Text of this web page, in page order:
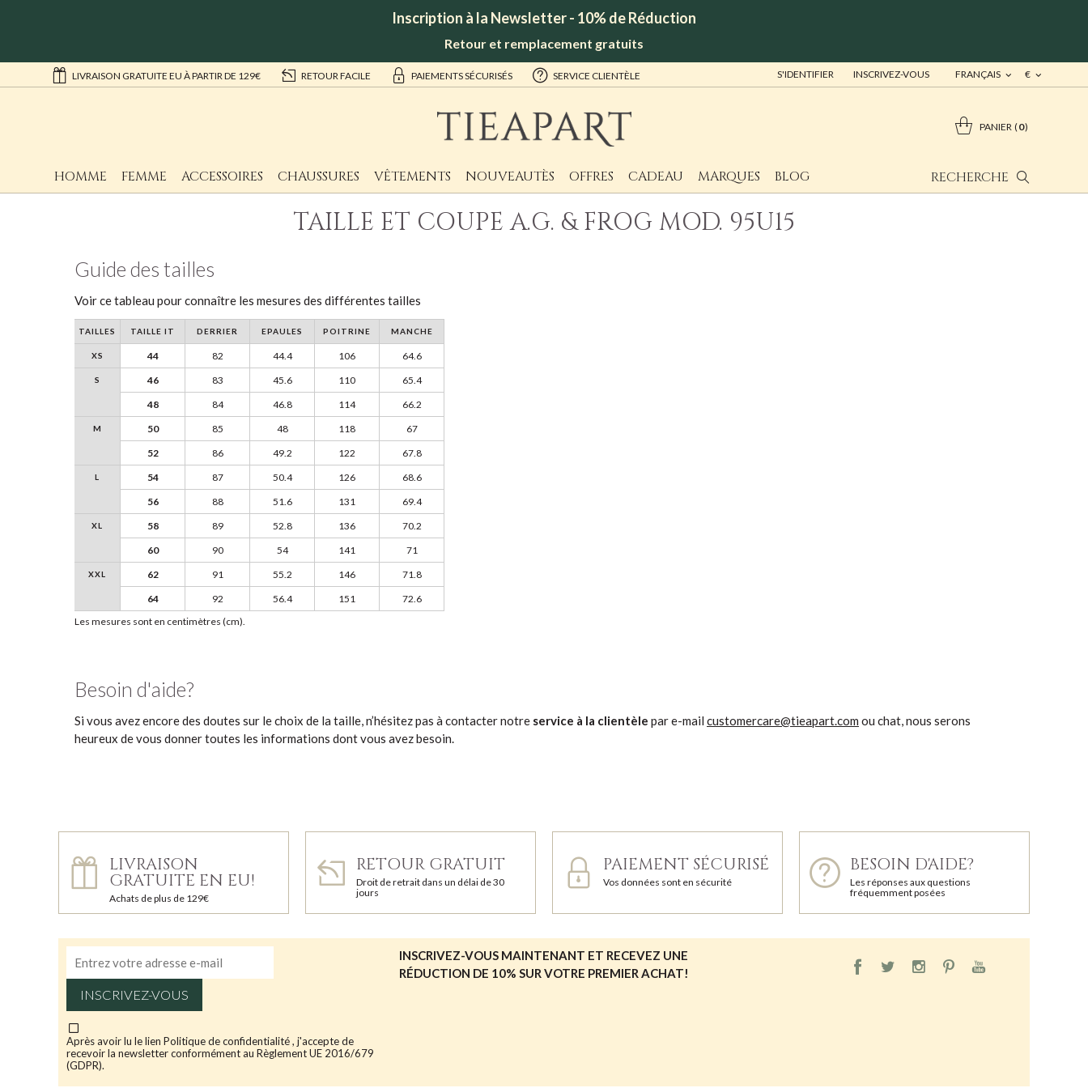
Inscription à la Newsletter - 10% de Réduction
Retour et remplacement gratuits
LIVRAISON GRATUITE EU À PARTIR DE 129€ RETOUR FACILE PAIEMENTS SÉCURISÉS SERVICE CLIENTÈLE €
FRANÇAIS
S'IDENTIFIER INSCRIVEZ-VOUS
RECHERCHE
PANIER 0
HOMME FEMME ACCESSOIRES CHAUSSURES VÊTEMENTS NOUVEAUTÈS OFFRES CADEAU MARQUES BLOG
TAILLE ET COUPE A.G. & FROG MOD. 95U15
Guide des tailles
Voir ce tableau pour connaître les mesures des différentes tailles
TAILLES TAILLE IT DERRIER EPAULES POITRINE MANCHE
XS 44 82 44.4 106 64.6
S 46 83 45.6 110
65.4
48
84 46.8 114 66.2
M 50 85 48 118
67
52
86 49.2 122 67.8
L 54 87 50.4 126
68.6
56
88 51.6 131 69.4
XL 58 89 52.8 136
70.2
60
90 54 141 71
XXL 62 91 55.2 146
71.8
64
92 56.4 151
72.6
Les mesures sont en centimètres (cm).
Besoin d'aide?
Si vous avez encore des doutes sur le choix de la taille, n’hésitez pas à contacter notre service à la clientèle par e-mail customercare@tieapart.com ou chat, nous serons
heureux de vous donner toutes les informations dont vous avez besoin.
LIVRAISON
GRATUITE EN EU!
Achats de plus de 129€
RETOUR GRATUIT
Droit de retrait dans un délai de 30
jours
PAIEMENT SÉCURISÉ
Vos données sont en sécurité
BESOIN D'AIDE?
Les réponses aux questions
fréquemment posées
INSCRIVEZ-VOUS
Après avoir lu le lien Politique de confidentialité, j'accepte de
recevoir la newsletter conformément au Règlement UE 2016/679
(GDPR).
INSCRIVEZ-VOUS MAINTENANT ET RECEVEZ UNE
RÉDUCTION DE 10% SUR VOTRE PREMIER ACHAT!